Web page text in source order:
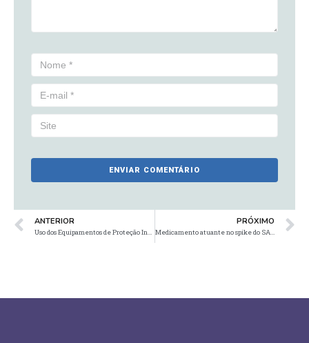
ANTERIOR
Uso dos Equipamentos de Proteção Individual (EPI’s) pelos farmacêuticos e demais profissionais da saúde: Covid-19
PRÓXIMO
Medicamento atuante no spike do SARS-CoV-2 pode oferecer imunidade imediata contra o mesmo.